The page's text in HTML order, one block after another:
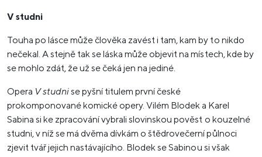
V studni
Touha po lásce může člověka zavést i tam, kam by to nikdo
nečekal. A stejně tak se láska může objevit na místech, kde by
se mohlo zdát, že už se čeká jen na jediné.
Opera V studnise pyšní titulem první české
prokomponované komické opery. Vilém Blodek a Karel
Sabina si ke zpracování vybrali slovinskou pověst o kouzelné
studni, v níž se má dvěma dívkám o štědrovečerní půlnoci
zjevit tvář jejich nastávajícího. Blodek se Sabinou si však